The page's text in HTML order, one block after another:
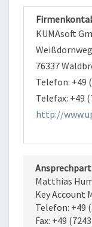
KUMAsoft
76337
Telefon: +49
Telefax: +49
http://
Matthias
Key Account
Telefon: +49
Fax: +49